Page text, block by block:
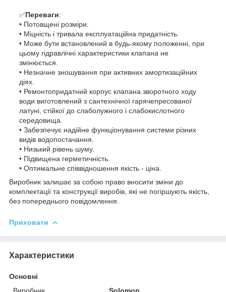
✅Переваги:
• Потовщені розміри.
• Міцність і тривала експлуатаційна придатність.
• Може бути встановлений в будь-якому положенні, при
цьому гідравлічні характеристики клапана не
змінюється.
• Незначне зношування при активних амортизаційних
діях.
• Ремонтопридатний корпус клапана зворотного ходу
води виготовлений з сантехнічної гарячепресованої
латуні, стійкої до слаболужного і слабокислотного
середовища.
• Забезпечує надійне функціонування системи різних
видів водопостачання.
• Низький рівень шуму.
• Підвищена герметичність.
• Оптимальне співвідношення якість - ціна.
Виробник залишає за собою право вносити зміни до
комплектації та конструкції виробів, які не погіршують якість,
без попереднього повідомлення.
Приховати
Характеристики
Основні
Виробник
Solomon